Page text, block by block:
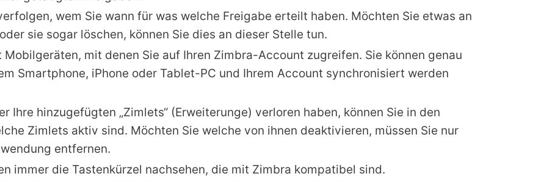
wem Sie wann für was welche Freigabe erteilt haben. Möchten Sie etwas an
sie sogar löschen, können Sie dies an dieser Stelle tun.
mit denen Sie auf Ihren Zimbra-Account zugreifen. Sie können genau
Smartphone, iPhone oder Tablet-PC und Ihrem Account synchronisiert werden
Ihre hinzugefügten „Zimlets“ (Erweiterunge) verloren haben, können Sie in den
Zimlets aktiv sind. Möchten Sie welche von ihnen deaktivieren, müssen Sie nur
entfernen.
immer die Tastenkürzel nachsehen, die mit Zimbra kompatibel sind.